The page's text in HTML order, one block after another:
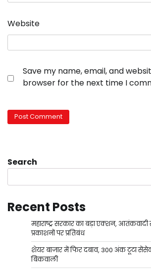
Website
Save my name, email, and
browser for the next time I
Search
Recent Posts
महाराष्ट्र सरकार का बड़ा एक्शन,
प्रकाशनों पर प्रतिबंध
शेयर बाजार में फिर दबाव, 300 अंक टूटा
बिकवाली